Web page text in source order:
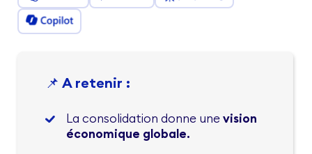
📌 A retenir :
La consolidation donne unevision
économique globale.